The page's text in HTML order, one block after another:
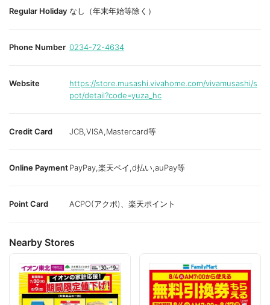
Regular Holiday なし（年末年始等除く）
Phone Number 0234-72-4634
Website
https://store.musashi.vivahome.com/vivamusashi/s
pot/detail?code=yuza_hc
Credit Card JCB,VISA,Mastercard等
Online PaymentPayPay,楽天ペイ,d払い,auPay等
Point Card ACPO(アクポ)、楽天ポイント
Nearby Stores